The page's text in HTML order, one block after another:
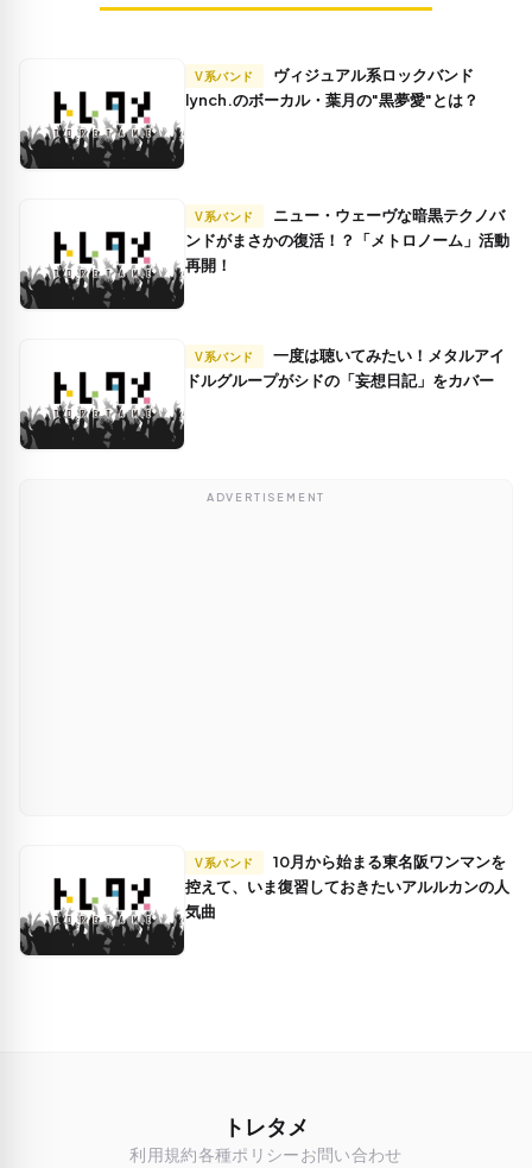
V系バンド
lynch.のボーカル・葉月の"黒夢愛"とは？
V系バンド
ンドがまさかの復活！？「メトロノーム」活動
再開！
V系バンド
ドルグループがシドの「妄想日記」をカバー
ADVERTISEMENT
V系バンド
控えて、いま復習しておきたいアルルカンの人
気曲
トレタメ
利用規約各種ポリシーお問い合わせ